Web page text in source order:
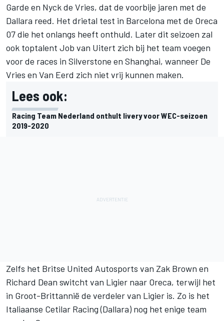
Garde en Nyck de Vries, dat de voorbije jaren met de
Dallara reed. Het drietal test in Barcelona met de Oreca
07 die het onlangs heeft onthuld. Later dit seizoen zal
ook toptalent Job van Uitert zich bij het team voegen
voor de races in Silverstone en Shanghai, wanneer De
Vries en Van Eerd zich niet vrij kunnen maken.
Lees ook:
Racing Team Nederland onthult livery voor WEC-seizoen
2019-2020
Zelfs het Britse United Autosports van Zak Brown en
Richard Dean switcht van Ligier naar Oreca, terwijl het
in Groot-Brittannië de verdeler van Ligier is. Zo is het
Italiaanse Cetilar Racing (Dallara) nog het enige team